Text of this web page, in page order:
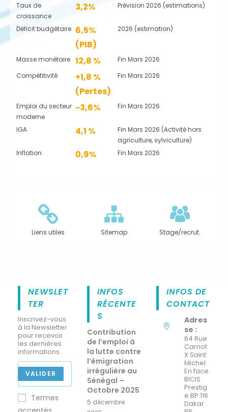
Taux de
croissance
3,2% Prévision 2026 (estimations)
Déficit budgétaire 6,5%
(PIB)
2026 (estimation)
Masse monétaire 12,8 %
Fin Mars 2026
Compétitivité
+1,8 %
(Pertes)
Fin Mars 2026
Emploi du secteur
moderne
-3,6% Fin Mars 2026
IGA 4,1 %
Fin Mars 2026 (Activité hors
agriculture, sylviculture)
Inflation
0,9% Fin Mars 2026
Liens utiles Sitemap Stage/recrut.
NEWSLET
TER
Inscrivez-vous
à la Newsletter
pour recevoir
les dernières
informations.
VALIDER
Termes
INFOS
RÉCENTE
S
Contribution
de l’emploi à
la lutte contre
l’émigration
irrégulière au
Sénégal –
Octobre 2025
5 décembre
INFOS DE
CONTACT
Adres
se :
64 Rue
Carnot
X Saint
Michel.
En face
BICIS
Prestig
e BP 116
Dakar